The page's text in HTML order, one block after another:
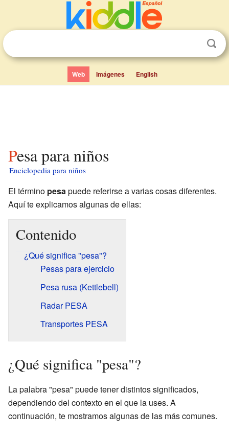
Web Imágenes English
Pesa para niños
Enciclopedia para niños
El término pesapuede referirse a varias cosas diferentes.
Aquí te explicamos algunas de ellas:
Contenido
¿Qué significa "pesa"?
Pesas para ejercicio
Pesa rusa (Kettlebell)
Radar PESA
Transportes PESA
¿Qué significa "pesa"?
La palabra "pesa" puede tener distintos significados,
dependiendo del contexto en el que la uses. A
continuación, te mostramos algunas de las más comunes.